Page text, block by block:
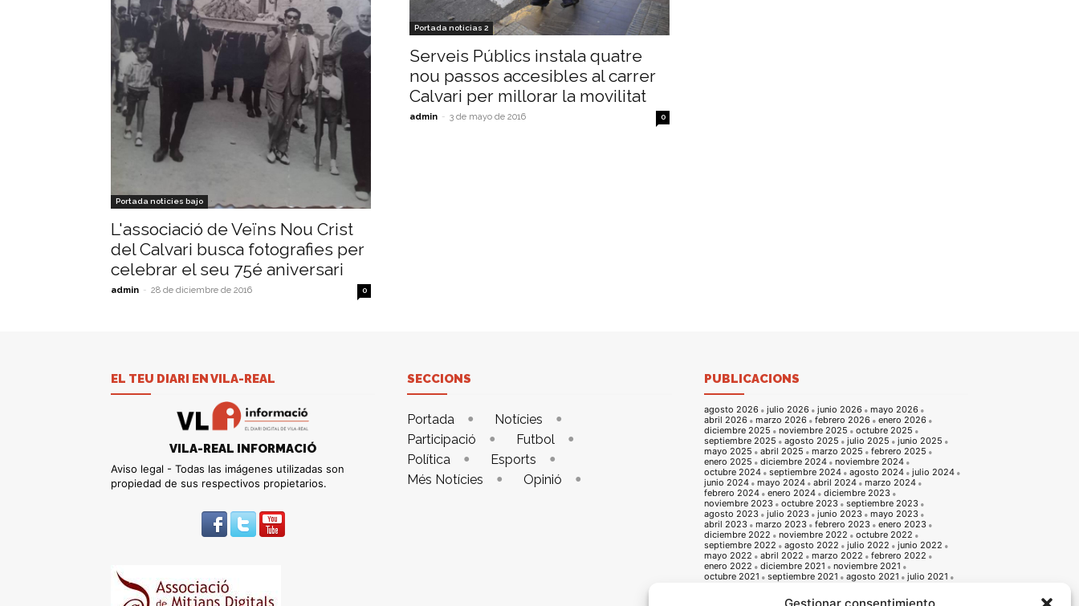
Portada noticies bajo
L'associació de Veïns Nou Crist
del Calvari busca fotografies per
celebrar el seu 75é aniversari
admin - 28 de diciembre de 2016 0
Portada noticias 2
Serveis Públics instala quatre
nou passos accesibles al carrer
Calvari per millorar la movilitat
admin - 3 de mayo de 2016 0
EL TEU DIARI EN VILA-REAL
VILA-REAL INFORMACIÓ
Aviso legal - Todas las imágenes utilizadas son
propiedad de sus respectivos propietarios.
SECCIONS
Portada
Notícies
Participació
Futbol
Política
Esports
Més Notícies
Opinió
PUBLICACIONS
agosto 2026 julio 2026 junio 2026
mayo 2026
abril 2026
marzo 2026 febrero 2026
enero 2026
diciembre 2025
noviembre 2025
octubre 2025
septiembre 2025
agosto 2025 julio 2025
junio 2025
mayo 2025
abril 2025 marzo 2025
febrero 2025
enero 2025
diciembre 2024
noviembre 2024
octubre 2024
septiembre 2024 agosto 2024
julio 2024
junio 2024
mayo 2024 abril 2024
marzo 2024
febrero 2024
enero 2024
diciembre 2023
noviembre 2023
octubre 2023
septiembre 2023
agosto 2023
julio 2023 junio 2023
mayo 2023
abril 2023
marzo 2023 febrero 2023
enero 2023
diciembre 2022
noviembre 2022
octubre 2022
septiembre 2022
agosto 2022 julio 2022
junio 2022
mayo 2022
abril 2022 marzo 2022
febrero 2022
enero 2022
diciembre 2021
noviembre 2021
octubre 2021
septiembre 2021 agosto 2021
julio 2021
enero 2021